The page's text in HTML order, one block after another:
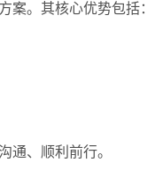
案。其核心优势包括：
通、顺利前行。